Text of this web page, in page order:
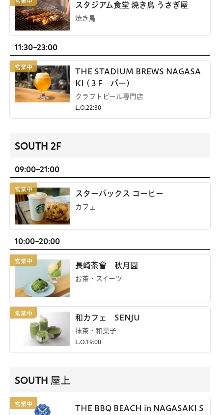
スタジアム食堂 焼き鳥 うさぎ屋
焼き鳥
11:30-23:00
THE STADIUM BREWS NAGASA
KI (３F バー)
クラフトビール専門店
L.O.22:30
SOUTH 2F
09:00-21:00
スターバックス コーヒー
カフェ
10:00-20:00
長崎茶會 秋月園
お茶・スイーツ
和カフェ SENJU
抹茶・和菓子
L.O.19:00
SOUTH 屋上
THE BBQ BEACH in NAGASAKI S